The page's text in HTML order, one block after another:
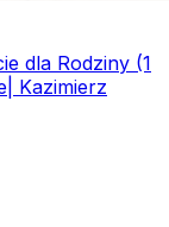
dla Rodziny (1
Kazimierz